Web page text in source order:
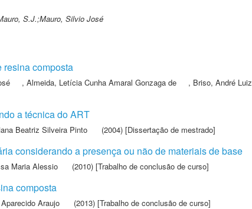
S.J.;Mauro, Silvio José
resina composta
, Almeida, Letícia Cunha Amaral Gonzaga de , Briso, André Luiz
a técnica do ART
Beatriz Silveira Pinto (2004) [Dissertação de mestrado]
considerando a presença ou não de materiais de base
Maria Alessio (2010) [Trabalho de conclusão de curso]
composta
Araujo (2013) [Trabalho de conclusão de curso]